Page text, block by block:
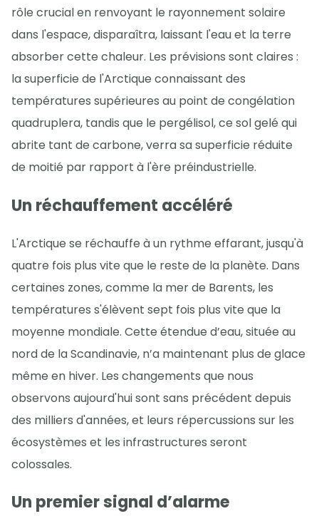
rôle crucial en renvoyant le rayonnement solaire
dans l'espace, disparaîtra, laissant l'eau et la terre
absorber cette chaleur. Les prévisions sont claires :
la superficie de l'Arctique connaissant des
températures supérieures au point de congélation
quadruplera, tandis que le pergélisol, ce sol gelé qui
abrite tant de carbone, verra sa superficie réduite
de moitié par rapport à l'ère préindustrielle.
Un réchauffement accéléré
L'Arctique se réchauffe à un rythme effarant, jusqu'à
quatre fois plus vite que le reste de la planète. Dans
certaines zones, comme la mer de Barents, les
températures s'élèvent sept fois plus vite que la
moyenne mondiale. Cette étendue d’eau, située au
nord de la Scandinavie, n’a maintenant plus de glace
même en hiver. Les changements que nous
observons aujourd'hui sont sans précédent depuis
des milliers d'années, et leurs répercussions sur les
écosystèmes et les infrastructures seront
colossales.
Un premier signal d’alarme